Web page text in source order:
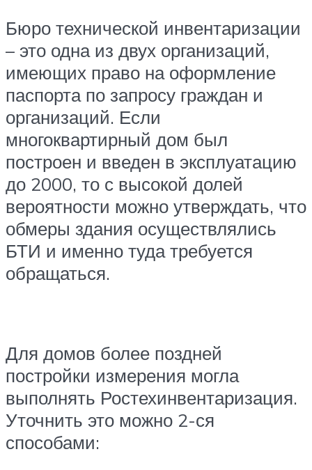
Бюро технической инвентаризации
– это одна из двух организаций,
имеющих право на оформление
паспорта по запросу граждан и
организаций. Если
многоквартирный дом был
построен и введен в эксплуатацию
до 2000, то с высокой долей
вероятности можно утверждать, что
обмеры здания осуществлялись
БТИ и именно туда требуется
обращаться.
Для домов более поздней
постройки измерения могла
выполнять Ростехинвентаризация.
Уточнить это можно 2-ся
способами: